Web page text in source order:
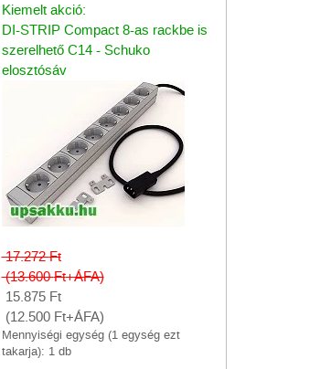
Kiemelt akció:
DI-STRIP Compact 8-as rackbe is
szerelhető C14 - Schuko
elosztósáv
17.272Ft
(13.600Ft+ÁFA)
15.875 Ft
(12.500 Ft+ÁFA)
Mennyiségi egység (1 egység ezt
takarja): 1 db